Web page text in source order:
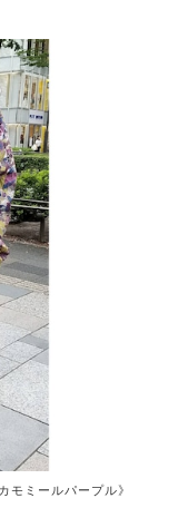
ミールパープル》